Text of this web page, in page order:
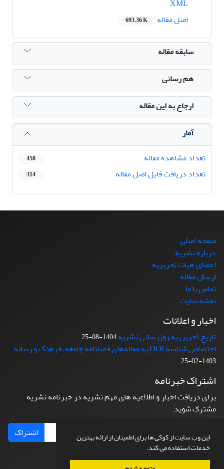
این وب سایت از کوکی ها برای اطمینان از ارائه بهترین
خدمات استفاده می کند.
اصل مقاله
693.36 K
سابقه مقاله
هم رسانی
ارجاع به این مقاله
آمار
تعداد مشاهده مقاله
458
تعداد دریافت فایل اصل مقاله 314
صفحه اصلی
درباره نشریه
اعضای هیات تحریریه
ارسال مقاله
تماس با ما
نقشه سایت
اخبار و اعلانات
تاریخ آخرین به روزرسانی نشریه1404-08-25
اختصاص شناسۀ DOI به مقاله‌های فصلنامه جامعه، فرهنگ و رسانه
1403-02-25
اشتراک خبرنامه
برای دریافت اخبار و اطلاعیه های مهم نشریه در خبرنامه نشریه
مشترک شوید.
اشتراک